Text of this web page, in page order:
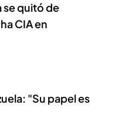
se quitó de
CIA en
"Su papel es